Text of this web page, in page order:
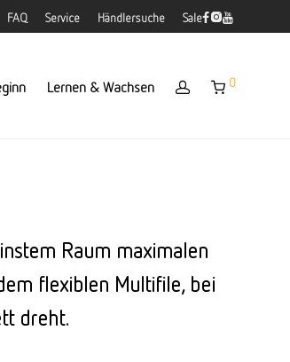
FAQ Service Händlersuche Sale
Lernen & Wachsen 0
Raum maximalen
flexiblen Multifile, bei
dreht.